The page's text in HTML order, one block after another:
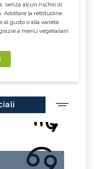
senza alcun rischio di
Adottare la rettitudine
al gusto o alla varietà:
a menu vegetariani